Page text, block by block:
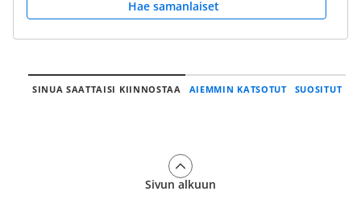
Hae samanlaiset
SINUA SAATTAISI KIINNOSTAA AIEMMIN KATSOTUT SUOSITUT
Sivun alkuun